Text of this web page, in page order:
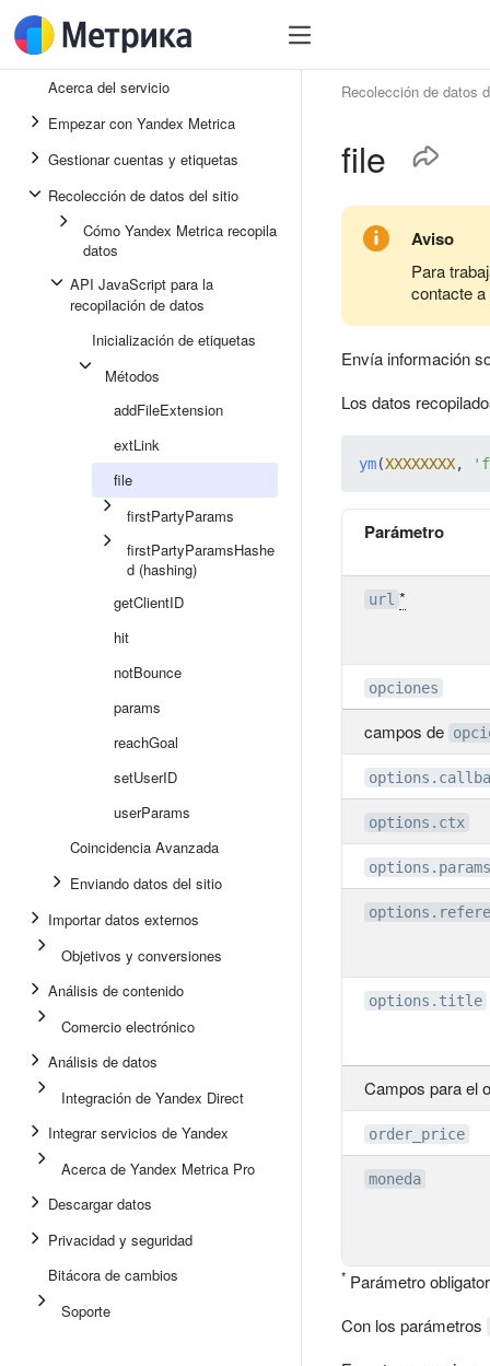
Acerca del servicio
Empezar con Yandex Metrica
Gestionar cuentas y etiquetas
Recolección de datos del sitio
Cómo Yandex Metrica recopila
datos
API JavaScript para la
recopilación de datos
Inicialización de etiquetas
Métodos
addFileExtension
extLink
file
firstPartyParams
firstPartyParamsHashe
d (hashing)
getClientID
hit
notBounce
params
reachGoal
setUserID
userParams
Coincidencia Avanzada
Enviando datos del sitio
Importar datos externos
Objetivos y conversiones
Análisis de contenido
Comercio electrónico
Análisis de datos
Integración de Yandex Direct
Integrar servicios de Yandex
Acerca de Yandex Metrica Pro
Descargar datos
Privacidad y seguridad
Bitácora de cambios
Soporte
Recolección de datos
file
Aviso
Para
contacte
Envía información
Los datos
ym(XXXXXXXX,
Parámetro
url *
opciones
campos de
options.ctx
options.params
options.title
Campos para el
order_price
moneda
* Parámetro
Con los parámetros